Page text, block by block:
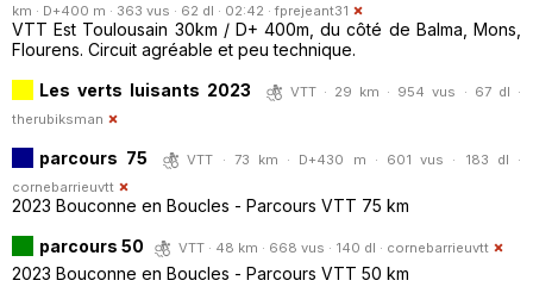
km · D+400 m · 363 vus · 62 dl · 02:42 · fprejeant31
VTT Est Toulousain 30km / D+ 400m, du côté de Balma, Mons,
Flourens. Circuit agréable et peu technique.
Les verts luisants 2023
VTT · 29 km · 954 vus · 67 dl ·
therubiksman
parcours 75
VTT · 73 km · D+430 m · 601 vus · 183 dl ·
cornebarrieuvtt
2023 Bouconne en Boucles - Parcours VTT 75 km
parcours 50
VTT · 48 km · 668 vus · 140 dl · cornebarrieuvtt
2023 Bouconne en Boucles - Parcours VTT 50 km